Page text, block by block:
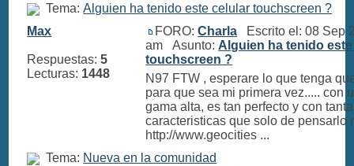
Tema:Alguien ha tenido este celular touchscreen ?
Max
Respuestas:5
Lecturas: 1448
FORO:Charla Escrito el: 08 Sep
am Asunto: Alguien ha tenido
touchscreen ?
N97 FTW , esperare lo que tenga
para que sea mi primera vez..... con
gama alta, es tan perfecto y con
caracteristicas que solo de pensarlo
http://www.geocities ...
Tema: Nueva en la comunidad